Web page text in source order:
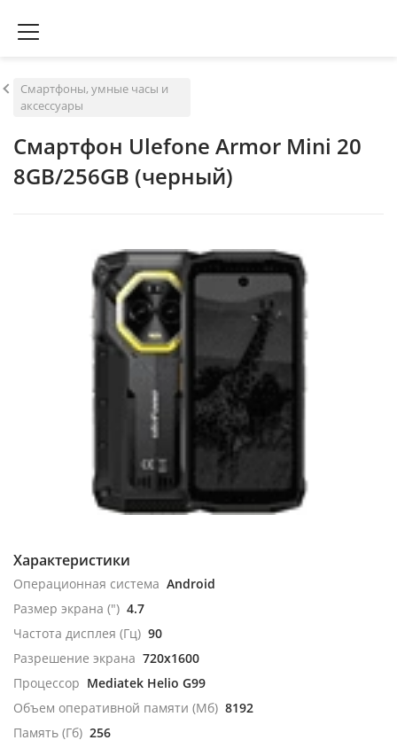
Смартфоны, умные часы и
аксессуары
Смартфон Ulefone Armor Mini 20
8GB/256GB (черный)
Характеристики
Операционная система Android
Размер экрана (") 4.7
Частота дисплея (Гц) 90
Разрешение экрана 720x1600
Процессор Mediatek Helio G99
Объем оперативной памяти (Мб) 8192
Память (Гб) 256